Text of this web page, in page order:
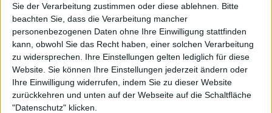
Sie der Verarbeitung zustimmen oder diese ablehnen.
Bitte
beachten Sie, dass die Verarbeitung mancher
personenbezogenen Daten ohne Ihre Einwilligung stattfinden
kann, obwohl Sie das Recht haben, einer solchen Verarbeitung
zu widersprechen. Ihre Einstellungen gelten lediglich für diese
Website. Sie können Ihre Einstellungen jederzeit ändern oder
Ihre Einwilligung widerrufen, indem Sie zu dieser Website
zurückkehren und unten auf der Webseite auf die Schaltfläche
"Datenschutz" klicken.
Turniers in Toronto gegen einen vertrauten Gegner
in Kanada,Tommy Paul, verlor. Aber diese
Niederlage im letzten Jahr hat seinen Chancen nicht
geschadet.
Beim nächsten Mal brach er in Tränen aus, als er
gegen Novak Djokovic verlor, nachdem er in einer
überlegenen Siegposition war. Er wird der wichtigste